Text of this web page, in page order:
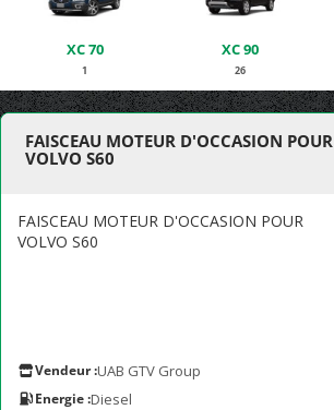
XC 70
1
XC 90
26
FAISCEAU MOTEUR D'OCCASION POUR
VOLVO S60
FAISCEAU MOTEUR D'OCCASION POUR
VOLVO S60
Vendeur :UAB GTV Group
Energie :Diesel